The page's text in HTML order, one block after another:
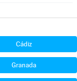
Cádiz
Granada